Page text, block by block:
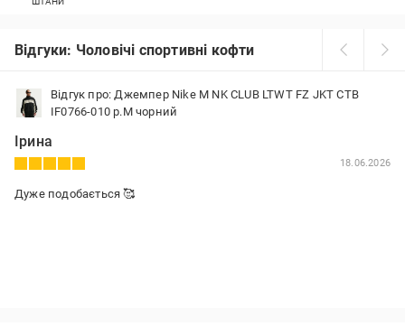
Відгуки: Чоловічі спортивні кофти
Відгук про: Джемпер Nike M NK CLUB LTWT FZ JKT CTB
IF0766-010 р.M чорний
Ірина
18.06.2026
Дуже подобається 🥰